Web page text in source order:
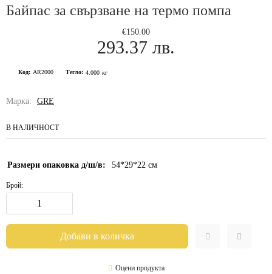
Байпас за свързване на термо помпа
€150.00
293.37 лв.
Код: AR2000 Тегло: 4.000 кг
Марка: GRE
В НАЛИЧНОСТ
Размери опаковка д/ш/в: 54*29*22 см
Брой:
Оцени продукта